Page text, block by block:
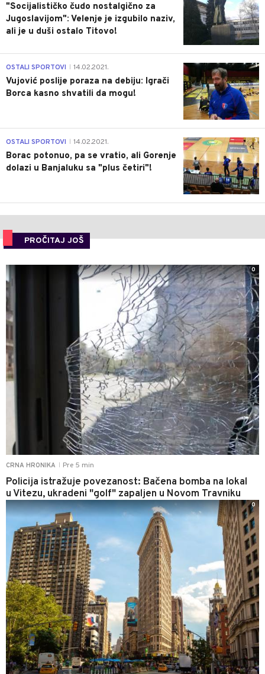
"Socijalističko čudo nostalgično za
Jugoslavijom": Velenje je izgubilo naziv,
ali je u duši ostalo Titovo!
1
OSTALI SPORTOVI 14.02.2021.
Vujović poslije poraza na debiju: Igrači
Borca kasno shvatili da mogu!
3
OSTALI SPORTOVI 14.02.2021.
Borac potonuo, pa se vratio, ali Gorenje
dolazi u Banjaluku sa "plus četiri"!
PROČITAJ JOŠ
CRNA HRONIKA Pre 5 min
Policija istražuje povezanost: Bačena bomba na lokal
u Vitezu, ukradeni "golf" zapaljen u Novom Travniku
0
0